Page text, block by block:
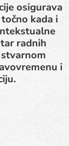
osigurava
kada i
radnih
i